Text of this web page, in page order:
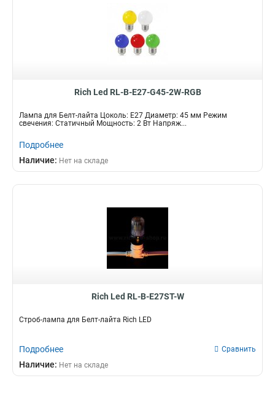
Rich Led RL-B-E27-G45-2W-RGB
Лампа для Белт-лайта Цоколь: Е27 Диаметр: 45 мм Режим
свечения: Статичный Мощность: 2 Вт Напряж...
Подробнее
Наличие: Нет на складе
Rich Led RL-B-E27ST-W
Строб-лампа для Белт-лайта Rich LED
Подробнее Сравнить
Наличие: Нет на складе